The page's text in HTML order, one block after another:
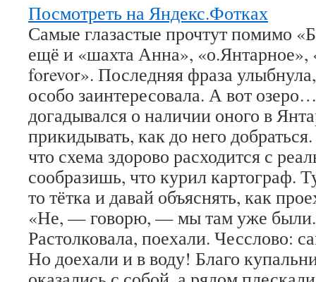
Посмотреть на Яндекс.Фотках
Самые глазастые прочтут помимо
ещё и «шахта Анна», «о.Янтарное»,
forevor». Последняя фраза
особо заинтересовала. А вот
догадывался о наличии оного в
прикидывать, как до него
что схема здорово расходится с
сообразишь, что курил картограф.
то тётка и давай объяснять, как
«Не, — говорю, — мы там уже были.
Растолковала, поехали. Чесслово:
Но доехали и в воду! Благо